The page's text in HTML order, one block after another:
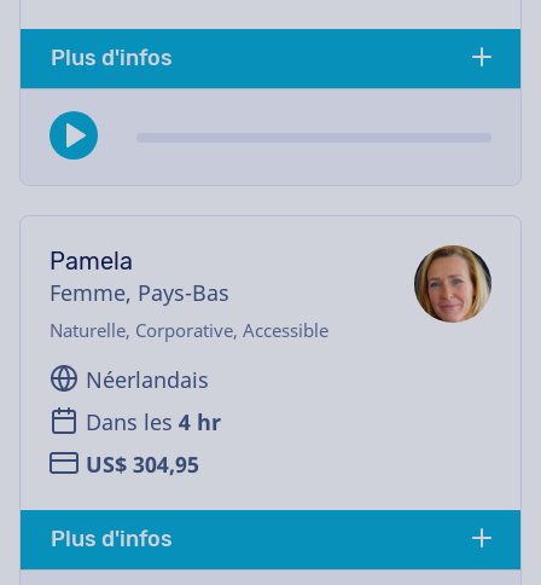
Plus d'infos
Pamela
Femme, Pays-Bas
Naturelle, Corporative, Accessible
Néerlandais
Dans les 4 hr
US$ 304,95
Plus d'infos